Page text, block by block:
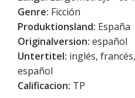
Genre: Ficción
Produktionsland: España
Originalversion: español
Untertitel: inglés,
español
Calificacion: TP